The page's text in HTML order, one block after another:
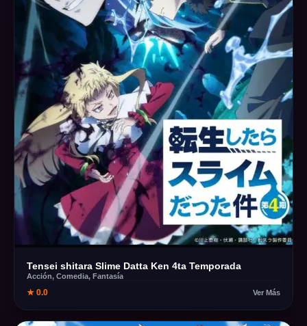
Tensei shitara Slime Datta Ken 4ta Temporada
Acción, Comedia, Fantasía
★ 0.0 Ver Más